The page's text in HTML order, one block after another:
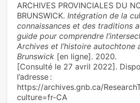
ARCHIVES PROVINCIALES DU
BRUNSWICK. Intégration de la
connaissances et des traditions
guide pour comprendre
Archives et l’histoire autochtone
Brunswick [en ligne]. 2020.
[Consulté le 27 avril 2022].
l’adresse :
https://archives.gnb.ca/
culture=fr-CA